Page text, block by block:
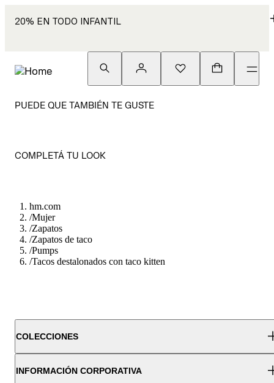
20% EN TODO INFANTIL
PUEDE QUE TAMBIÉN TE GUSTE
COMPLETÁ TU LOOK
hm.com
/Mujer
/Zapatos
/Zapatos de taco
/Pumps
/Tacos destalonados con taco kitten
COLECCIONES
INFORMACIÓN CORPORATIVA